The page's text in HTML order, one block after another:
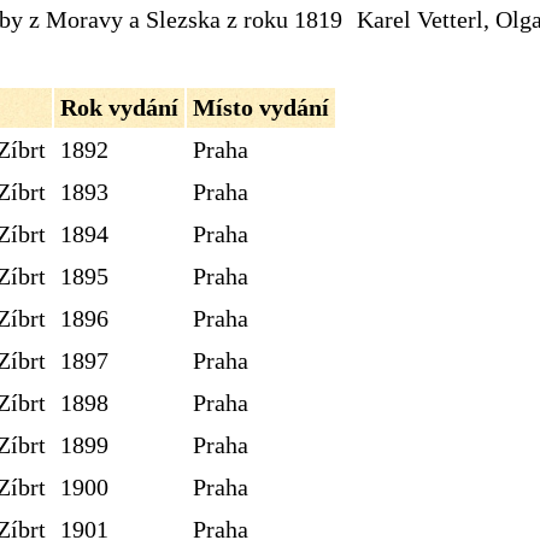
z Moravy a Slezska z roku 1819 Karel Vetterl,
Rok vydání Místo vydání
1892
Praha
1893
Praha
1894
Praha
1895
Praha
1896
Praha
1897
Praha
1898
Praha
1899
Praha
1900
Praha
1901 Praha